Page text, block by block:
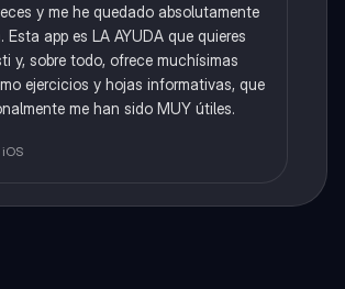
y me he quedado absolutamente
Esta app es LA AYUDA que quieres
y, sobre todo, ofrece muchísimas
ejercicios y hojas informativas, que
me han sido MUY útiles.